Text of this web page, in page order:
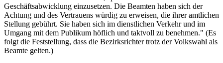
Geschäftsabwicklung einzusetzen. Die Beamten haben sich der
Achtung und des Vertrauens würdig zu erweisen, die ihrer amtlichen
Stellung gebührt. Sie haben sich im dienstlichen Verkehr und im
Umgang mit dem Publikum höflich und taktvoll zu benehmen." (Es
folgt die Feststellung, dass die Bezirksrichter trotz der Volkswahl als
Beamte gelten.)